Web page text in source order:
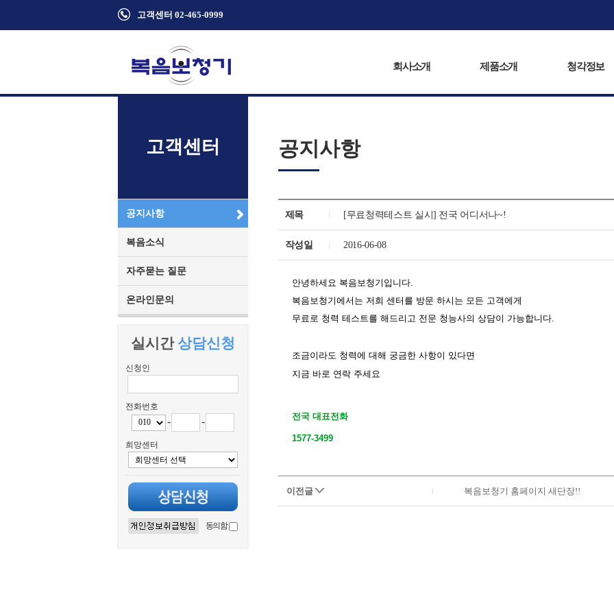
고객센터 02-465-0999
회사소개 제품소개 청각정보
고객센터
공지사항
복음소식
자주묻는 질문
온라인문의
실시간상담신청
신청인
전화번호
- -
희망센터
동의함
공지사항
제목 [무료청력테스트 실시] 전국 어디서나~!
작성일 2016-06-08
안녕하세요 복음보청기입니다.
복음보청기에서는 저희 센터를 방문 하시는 모든 고객에게
무료로 청력 테스트를 해드리고 전문 청능사의 상담이 가능합니다.
조금이라도 청력에 대해 궁금한 사항이 있다면
지금 바로 연락 주세요
전국 대표전화
1577-3499
이전글 복음보청기 홈페이지 새단장!!